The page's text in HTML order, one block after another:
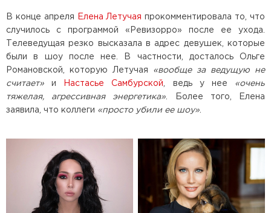
В конце апреля Елена Летучая прокомментировала то, что
случилось с программой «Ревизорро» после ее ухода.
Телеведущая резко высказала в адрес девушек, которые
были в шоу после нее. В частности, досталось Ольге
Романовской, которую Летучая «вообще за ведущую не
считает» и Настасье Самбурской , ведь у нее «очень
тяжелая, агрессивная энергетика» . Более того, Елена
заявила, что коллеги «просто убили ее шоу»